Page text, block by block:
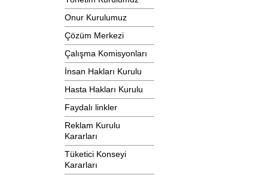
Onur Kurulumuz
Çözüm Merkezi
Çalışma Komisyonları
İnsan Hakları Kurulu
Hasta Hakları Kurulu
Faydalı linkler
Reklam Kurulu
Kararları
Tüketici Konseyi
Kararları